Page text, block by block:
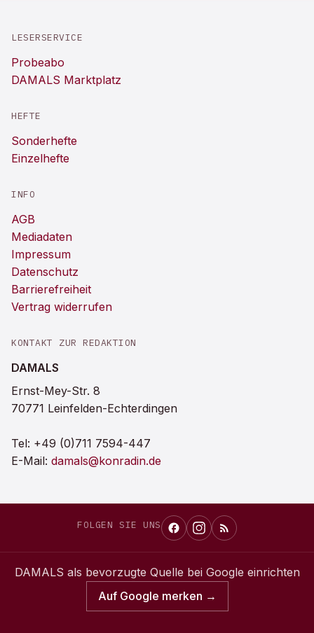
LESERSERVICE
Probeabo
DAMALS Marktplatz
HEFTE
Sonderhefte
Einzelhefte
INFO
AGB
Mediadaten
Impressum
Datenschutz
Barrierefreiheit
Vertrag widerrufen
KONTAKT ZUR REDAKTION
DAMALS
Ernst-Mey-Str. 8
70771 Leinfelden-Echterdingen
Tel: +49 (0)711 7594-447
E-Mail: damals@konradin.de
FOLGEN SIE UNS
DAMALS als bevorzugte Quelle bei Google einrichten
Auf Google merken →